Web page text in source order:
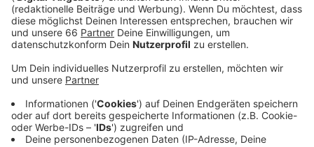
Bauquoten in Düsseldorf und anderen deutschen
Großstädten untersucht.
Veröffentlicht:Donnerstag, 01.10.2020 05:14
Anzeige